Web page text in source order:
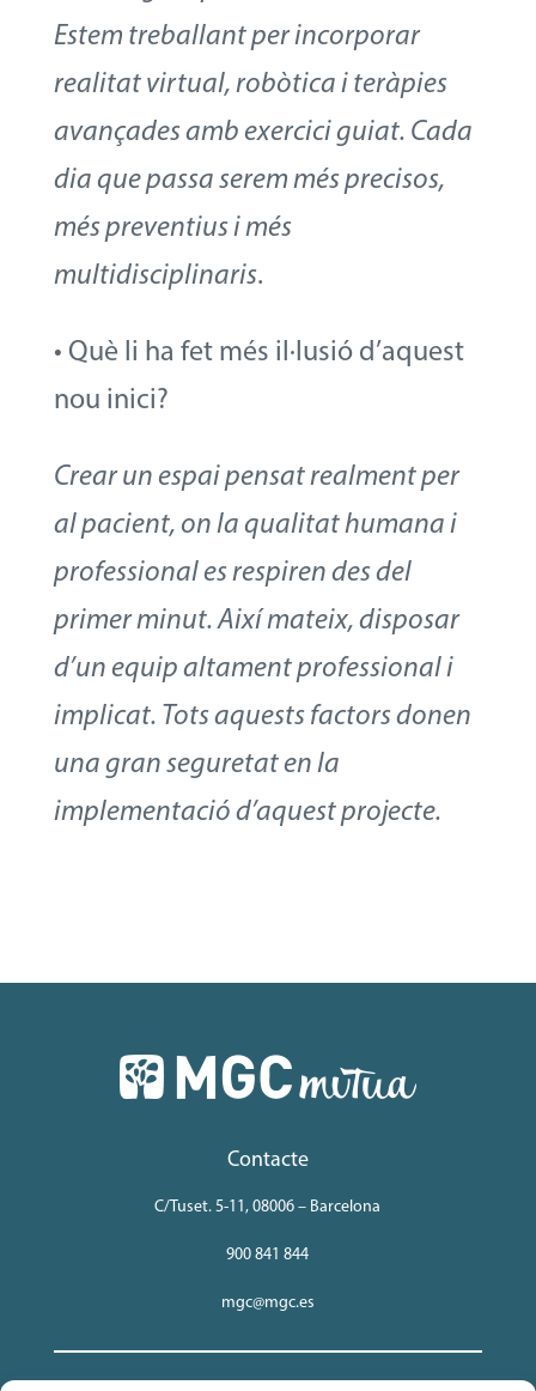
Estem treballant per incorporar
realitat virtual, robòtica i teràpies
avançades amb exercici guiat. Cada
dia que passa serem més precisos,
més preventius i més
multidisciplinaris.
• Què li ha fet més il·lusió d’aquest
nou inici?
Crear un espai pensat realment per
al pacient, on la qualitat humana i
professional es respiren des del
primer minut. Així mateix, disposar
d’un equip altament professional i
implicat. Tots aquests factors donen
una gran seguretat en la
implementació d’aquest projecte.
Contacte
C/Tuset. 5-11, 08006 – Barcelona
900 841 844
mgc@mgc.es